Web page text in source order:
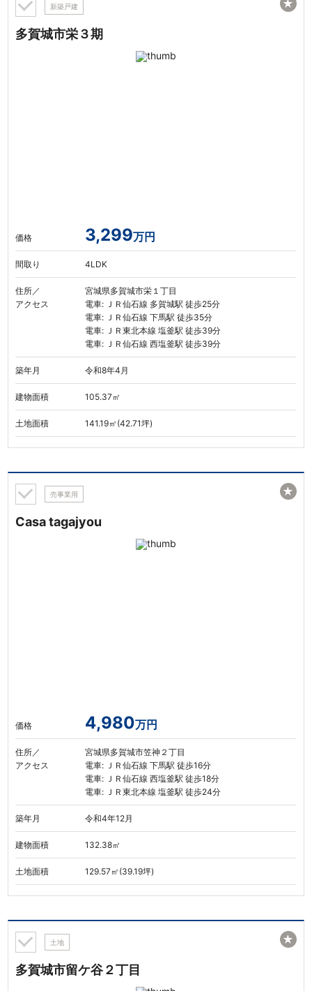
新築戸建
多賀城市栄３期
価格 3,299万円
間取り 4LDK
住所／
アクセス
宮城県多賀城市栄１丁目
電車: ＪＲ仙石線 多賀城駅 徒歩25分
電車: ＪＲ仙石線 下馬駅 徒歩35分
電車: ＪＲ東北本線 塩釜駅 徒歩39分
電車: ＪＲ仙石線 西塩釜駅 徒歩39分
築年月 令和8年4月
建物面積 105.37㎡
土地面積 141.19㎡(42.71坪)
★
売事業用
Casa tagajyou
価格 4,980万円
住所／
アクセス
宮城県多賀城市笠神２丁目
電車: ＪＲ仙石線 下馬駅 徒歩16分
電車: ＪＲ仙石線 西塩釜駅 徒歩18分
電車: ＪＲ東北本線 塩釜駅 徒歩24分
築年月 令和4年12月
建物面積 132.38㎡
土地面積 129.57㎡(39.19坪)
★
土地
多賀城市留ケ谷２丁目
★